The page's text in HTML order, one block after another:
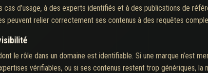
d’usage, à des experts identifiés et à des publications de
peuvent relier correctement ses contenus à des requêtes
le rôle dans un domaine est identifiable. Si une marque n’est
vérifiables, ou si ses contenus restent trop génériques, la